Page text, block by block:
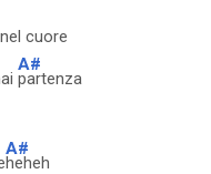
cuore
A#
partenza
A#
heheh